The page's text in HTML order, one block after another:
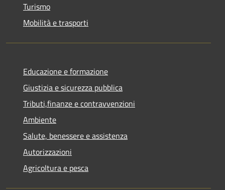
Turismo
Mobilità e trasporti
Educazione e formazione
Giustizia e sicurezza pubblica
Tributi,finanze e contravvenzioni
Ambiente
Salute, benessere e assistenza
Autorizzazioni
Agricoltura e pesca